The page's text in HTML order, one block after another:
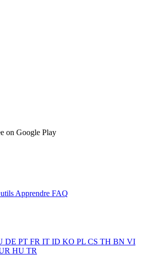
on Google Play
Apprendre FAQ
DE PT FR IT ID KO PL CS TH BN VI
HU TR